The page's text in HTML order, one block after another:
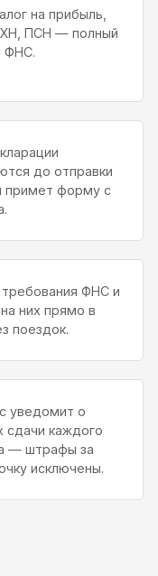
на прибыль,
ПСН — полный
ФНС.
до отправки
примет форму с
ФНС и
них прямо в
поездок.
уведомит о
сдачи каждого
— штрафы за
исключены.